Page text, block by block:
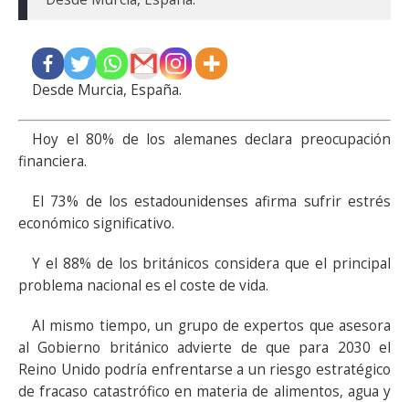
Desde Murcia, España.
Hoy el 80% de los alemanes declara preocupación
financiera.
El 73% de los estadounidenses afirma sufrir estrés
económico significativo.
Y el 88% de los británicos considera que el principal
problema nacional es el coste de vida.
Al mismo tiempo, un grupo de expertos que asesora
al Gobierno británico advierte de que para 2030 el
Reino Unido podría enfrentarse a un riesgo estratégico
de fracaso catastrófico en materia de alimentos, agua y